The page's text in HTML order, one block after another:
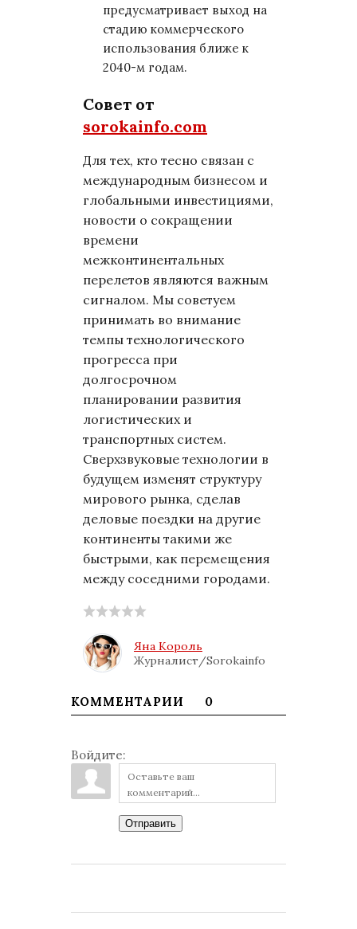
предусматривает выход на
стадию коммерческого
использования ближе к
2040-м годам.
Совет от
sorokainfo.com
Для тех, кто тесно связан с
международным бизнесом и
глобальными инвестициями,
новости о сокращении
времени
межконтинентальных
перелетов являются важным
сигналом. Мы советуем
принимать во внимание
темпы технологического
прогресса при
долгосрочном
планировании развития
логистических и
транспортных систем.
Сверхзвуковые технологии в
будущем изменят структуру
мирового рынка, сделав
деловые поездки на другие
континенты такими же
быстрыми, как перемещения
между соседними городами.
Яна Король
Журналист/Sorokainfo
КОММЕНТАРИИ 0
Войдите:
Отправить